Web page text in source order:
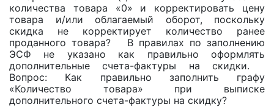
количества товара «0» и корректировать цену
товара и/или облагаемый оборот, поскольку
скидка не корректирует количество ранее
проданного товара? В правилах по заполнению
ЭСФ не указано как правильно оформлять
дополнительные счета-фактуры на скидки.
Вопрос: Как правильно заполнить графу
«Количество товара» при выписке
дополнительного счета-фактуры на скидку?